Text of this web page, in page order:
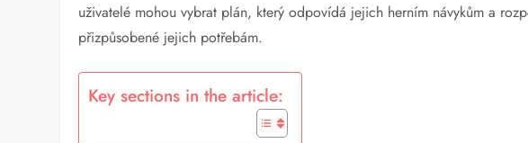
uživatelé mohou vybrat plán, který odpovídá jejich herním návykům a
přizpůsobené jejich potřebám.
Key sections in the article: